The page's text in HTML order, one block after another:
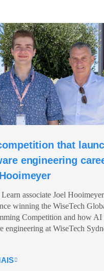
that
engineering
associate Joel
winning the WiseTech
Competition and how AI
engineering at WiseTech